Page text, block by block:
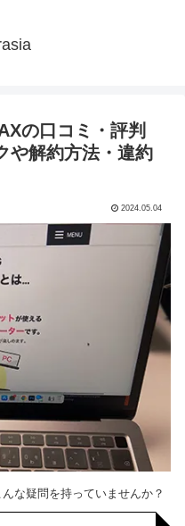
の口コミ・評判
や解約方法・違約
2024.05.04
な疑問を持っていませんか？